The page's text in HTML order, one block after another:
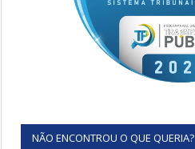
NÃO ENCONTROU O QUE QUERIA?